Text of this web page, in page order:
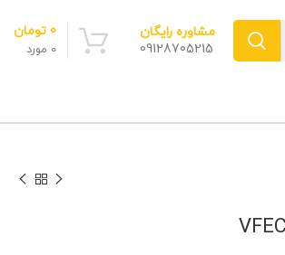
مشاوره رایگان
09128705215
0 مورد
0 تومان